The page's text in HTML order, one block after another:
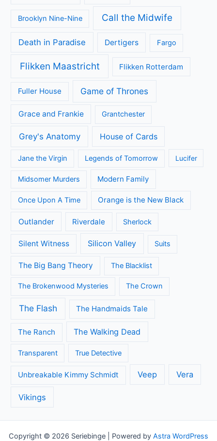
Brooklyn Nine-Nine Call the Midwife
Death in Paradise Dertigers Fargo
Flikken Maastricht Flikken Rotterdam
Fuller House Game of Thrones
Grace and Frankie Grantchester
Grey's Anatomy House of Cards
Jane the Virgin Legends of Tomorrow Lucifer
Midsomer Murders Modern Family
Once Upon A Time Orange is the New Black
Outlander Riverdale Sherlock
Silent Witness Silicon Valley Suits
The Big Bang Theory The Blacklist
The Brokenwood Mysteries The Crown
The Flash The Handmaids Tale
The Ranch The Walking Dead
Transparent True Detective
Unbreakable Kimmy Schmidt Veep Vera
Vikings
Copyright © 2026 Seriebinge | Powered by Astra WordPress